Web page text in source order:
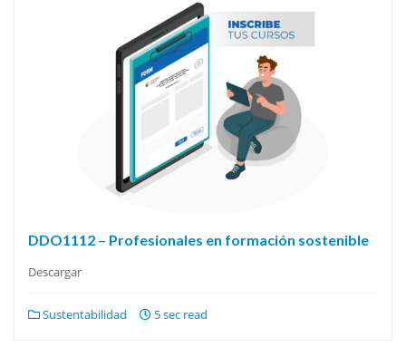
DDO1112 – Profesionales en formación sostenible
Descargar
Sustentabilidad 5 sec read